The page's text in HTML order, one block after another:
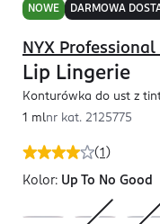
NOWE DARMOWA
(1 )
NYX
Lip Lingerie
Konturówka do ust z
1 mlnr kat. 2125775
Kolor: Up To No Good